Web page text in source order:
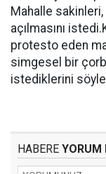
Mahalle sakinleri,
açılmasını
protesto eden
simgesel bir
istediklerini
HABERE YORUM